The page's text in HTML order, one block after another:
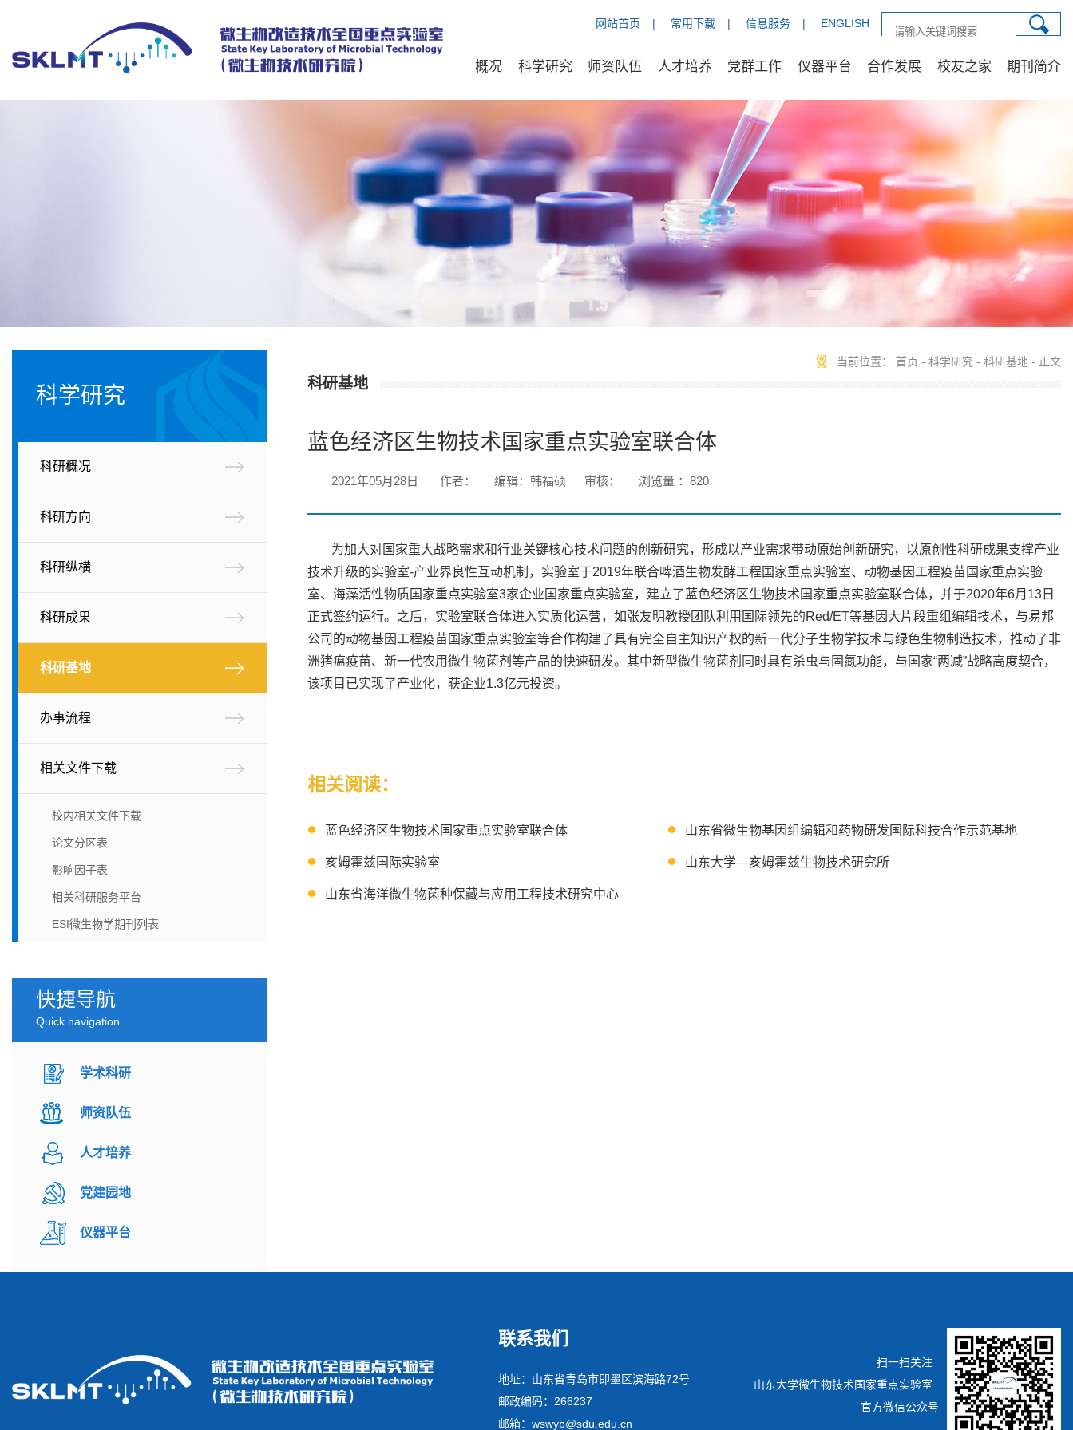
网站首页 | 常用下载 | 信息服务 | ENGLISH
概况 科学研究 师资队伍 人才培养 党群工作 仪器平台 合作发展 校友之家 期刊简介
科学研究
科研概况
科研方向
科研纵横
科研成果
科研基地
办事流程
相关文件下载
校内相关文件下载
论文分区表
影响因子表
相关科研服务平台
ESI微生物学期刊列表
快捷导航
Quick navigation
学术科研
师资队伍
人才培养
党建园地
仪器平台
当前位置： 首页 - 科学研究 - 科研基地 - 正文
科研基地
蓝色经济区生物技术国家重点实验室联合体
2021年05月28日 作者： 编辑：韩福硕 审核： 浏览量 ： 820
为加大对国家重大战略需求和行业关键核心技术问题的创新研究，形成以产业需求带动原始创新研究，以原创性科研成果支撑产业
技术升级的实验室-产业界良性互动机制，实验室于2019年联合啤酒生物发酵工程国家重点实验室、动物基因工程疫苗国家重点实验
室、海藻活性物质国家重点实验室3家企业国家重点实验室，建立了蓝色经济区生物技术国家重点实验室联合体，并于2020年6月13日
正式签约运行。之后，实验室联合体进入实质化运营，如张友明教授团队利用国际领先的Red/ET等基因大片段重组编辑技术，与易邦
公司的动物基因工程疫苗国家重点实验室等合作构建了具有完全自主知识产权的新一代分子生物学技术与绿色生物制造技术，推动了非
洲猪瘟疫苗、新一代农用微生物菌剂等产品的快速研发。其中新型微生物菌剂同时具有杀虫与固氮功能，与国家“两减”战略高度契合，
该项目已实现了产业化，获企业1.3亿元投资。
相关阅读：
蓝色经济区生物技术国家重点实验室联合体 山东省微生物基因组编辑和药物研发国际科技合作示范基地
亥姆霍兹国际实验室 山东大学—亥姆霍兹生物技术研究所
山东省海洋微生物菌种保藏与应用工程技术研究中心
联系我们
地址：山东省青岛市即墨区滨海路72号
邮政编码：266237
邮箱：wswyb@sdu.edu.cn
扫一扫关注
山东大学微生物技术国家重点实验室
官方微信公众号